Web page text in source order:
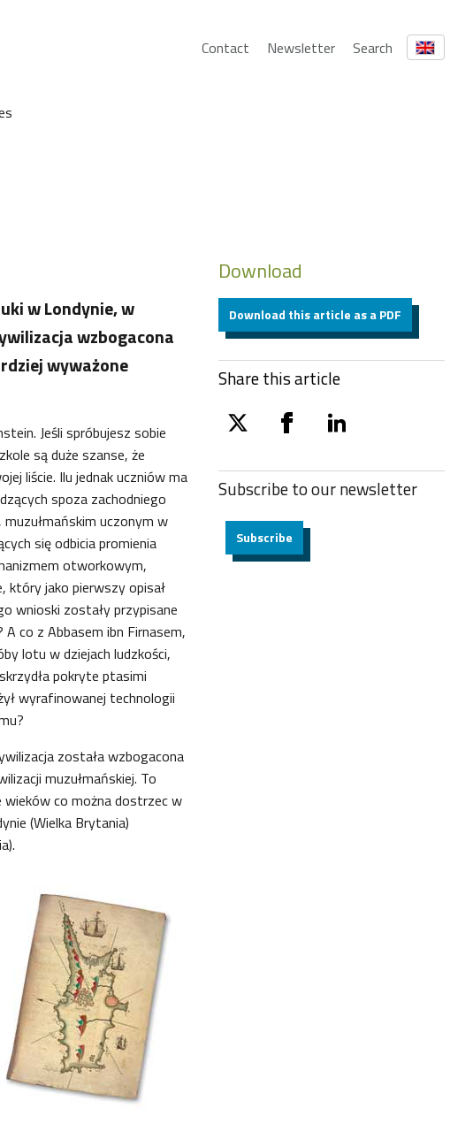
Contact Newsletter Search
w Londynie, w
wzbogacona
wyważone
Jeśli spróbujesz sobie
są duże szanse, że
liście. Ilu jednak uczniów ma
spoza zachodniego
uczonym w
się odbicia promienia
otworkowym,
który jako pierwszy opisał
wnioski zostały przypisane
co z Abbasem ibn Firnasem,
lotu w dziejach ludzkości,
pokryte ptasimi
wyrafinowanej technologii
została wzbogacona
muzułmańskiej. To
wieków co można dostrzec w
(Wielka Brytania)
Download
Download this article as a PDF
Share this article
twitter facebooklinkedin
Subscribe to ournewsletter
Subscribe